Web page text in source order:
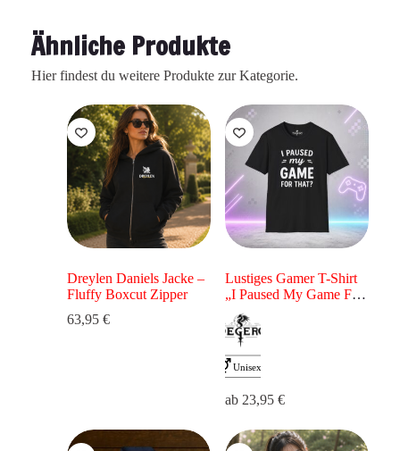
Ähnliche Produkte
Hier findest du weitere Produkte zur Kategorie.
Dreylen Daniels Jacke –
Fluffy Boxcut Zipper
63,95 €
Lustiges Gamer T-Shirt
„I Paused My Game For
That?“ – Gaming Shirt
für Zocker
ab 23,95 €